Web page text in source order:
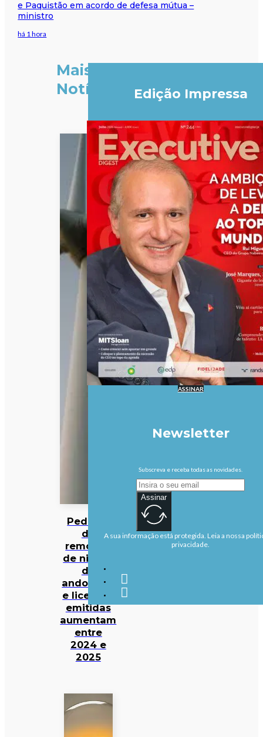
e Paquistão em acordo de defesa mútua –
ministro
há 1 hora
Mais
Notícias
Pedidos
de
remoção
de ninhos
de
andorinha
e licenças
emitidas
aumentam
entre
2024 e
2025
Edição Impressa
ASSINAR
Newsletter
Subscreva e receba todas as novidades.
Assinar
A sua informação está protegida. Leia a nossa
privacidade.